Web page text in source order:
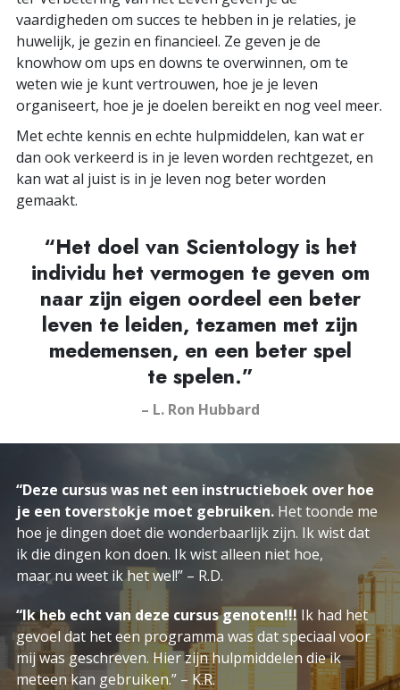
vaardigheden om succes te hebben in je relaties, je
huwelijk, je gezin en financieel. Ze geven je de
knowhow om ups en downs te overwinnen, om te
weten wie je kunt vertrouwen, hoe je je leven
organiseert, hoe je je doelen bereikt en nog veel meer.
Met echte kennis en echte hulpmiddelen, kan wat er
dan ook verkeerd is in je leven worden rechtgezet, en
kan wat al juist is in je leven nog beter worden
gemaakt.
“Het doel van Scientology is het
individu het vermogen te geven om
naar zijn eigen oordeel een beter
leven te leiden, tezamen met zijn
medemensen, en een beter spel
te spelen.”
– L. Ron Hubbard
“Deze cursus was net een instructieboek over hoe
je een toverstokje moet gebruiken. Het toonde me
hoe je dingen doet die wonderbaarlijk zijn. Ik wist dat
ik die dingen kon doen. Ik wist alleen niet hoe,
maar nu weet ik het wel!” – R.D.
“Ik heb echt van deze cursus genoten!!! Ik had het
gevoel dat het een programma was dat speciaal voor
mij was geschreven. Hier zijn hulpmiddelen die ik
meteen kan gebruiken.” – K.R.